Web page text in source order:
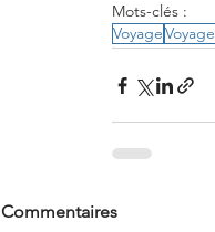
Mots-clés :
Voyage
Commentaires